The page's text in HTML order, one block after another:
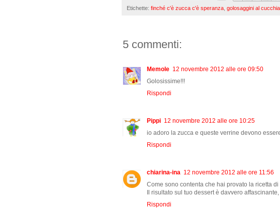
Etichette: finché c'è zucca c'è speranza, golosaggini al
5 commenti:
Memole 12 novembre 2012 alle ore 09:50
Golosissime!!!
Rispondi
Pippi 12 novembre 2012 alle ore 10:25
io adoro la zucca e queste verrine devono
Rispondi
chiarina-ina 12 novembre 2012 alle ore 11:56
Come sono contenta che hai provato la ricetta
Il risultato sul tuo dessert è davvero
Rispondi